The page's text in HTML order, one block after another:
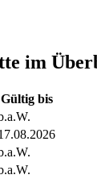
im
Gültig bis